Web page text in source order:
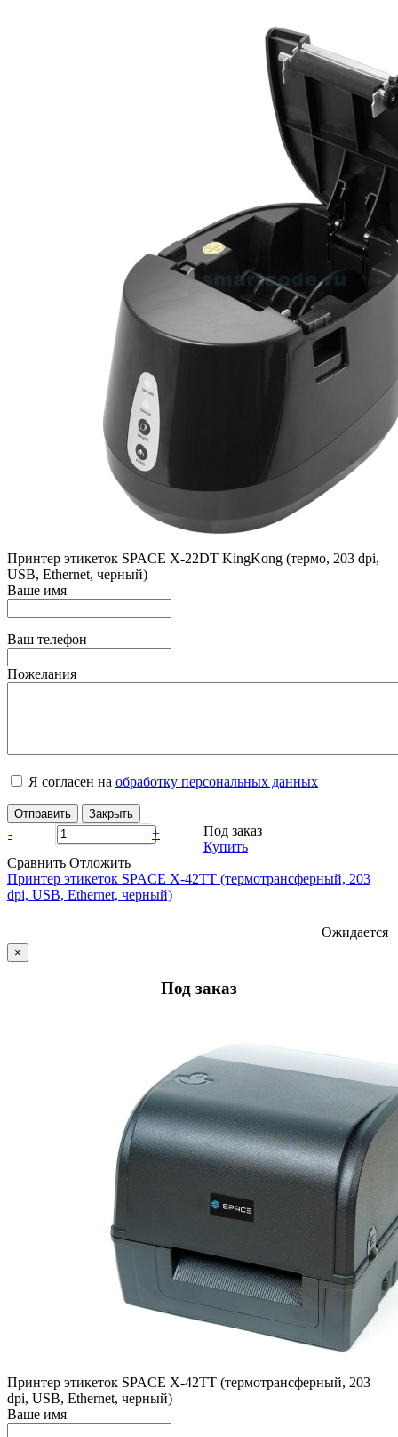
Принтер этикеток SPACE X-22DT KingKong (термо, 203 dpi,
USB, Ethernet, черный)
Ваше имя
Ваш телефон
Пожелания
Я согласен на обработку персональных данных
Отправить Закрыть
- +
Под заказ
Купить
Сравнить Отложить
Принтер этикеток SPACE X-42TT (термотрансферный, 203
dpi, USB, Ethernet, черный)
Ожидается
×
Под заказ
Принтер этикеток SPACE X-42TT (термотрансферный, 203
dpi, USB, Ethernet, черный)
Ваше имя